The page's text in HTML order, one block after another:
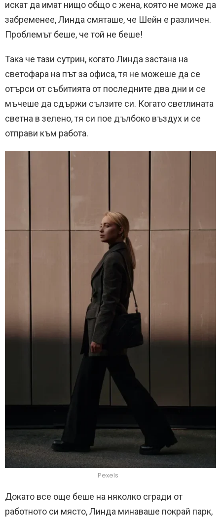
искат да имат нищо общо с жена, която не може да
забременее, Линда смяташе, че Шейн е различен.
Проблемът беше, че той не беше!
Така че тази сутрин, когато Линда застана на
светофара на път за офиса, тя не можеше да се
отърси от събитията от последните два дни и се
мъчеше да сдържи сълзите си. Когато светлината
светна в зелено, тя си пое дълбоко въздух и се
отправи към работа.
Pexels
Докато все още беше на няколко сгради от
работното си място, Линда минаваше покрай парк,